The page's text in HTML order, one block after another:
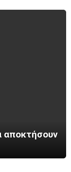
αποκτήσουν